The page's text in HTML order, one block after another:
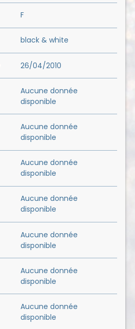
F
black & white
26/04/2010
Aucune donnée
disponible
Aucune donnée
disponible
Aucune donnée
disponible
Aucune donnée
disponible
Aucune donnée
disponible
Aucune donnée
disponible
Aucune donnée
disponible